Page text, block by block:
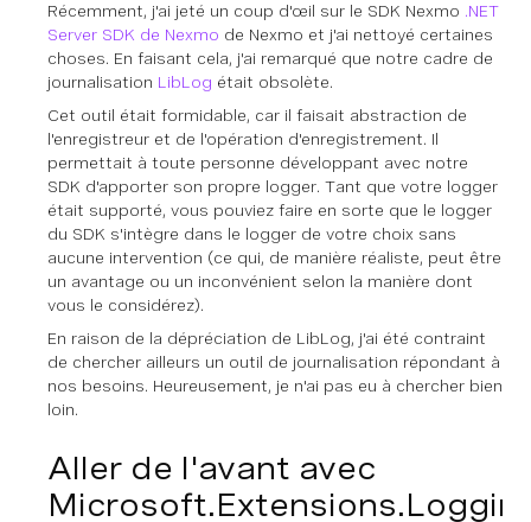
Récemment, j'ai jeté un coup d'œil sur le SDK Nexmo .NET
Server SDK de Nexmo de Nexmo et j'ai nettoyé certaines
choses. En faisant cela, j'ai remarqué que notre cadre de
journalisation LibLog était obsolète.
Cet outil était formidable, car il faisait abstraction de
l'enregistreur et de l'opération d'enregistrement. Il
permettait à toute personne développant avec notre
SDK d'apporter son propre logger. Tant que votre logger
était supporté, vous pouviez faire en sorte que le logger
du SDK s'intègre dans le logger de votre choix sans
aucune intervention (ce qui, de manière réaliste, peut être
un avantage ou un inconvénient selon la manière dont
vous le considérez).
En raison de la dépréciation de LibLog, j'ai été contraint
de chercher ailleurs un outil de journalisation répondant à
nos besoins. Heureusement, je n'ai pas eu à chercher bien
loin.
Aller de l'avant avec